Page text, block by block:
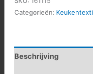
Categorieën:
Beschrijving